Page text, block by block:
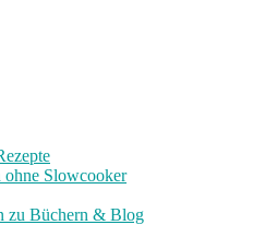
Slowcooker
zu Büchern & Blog